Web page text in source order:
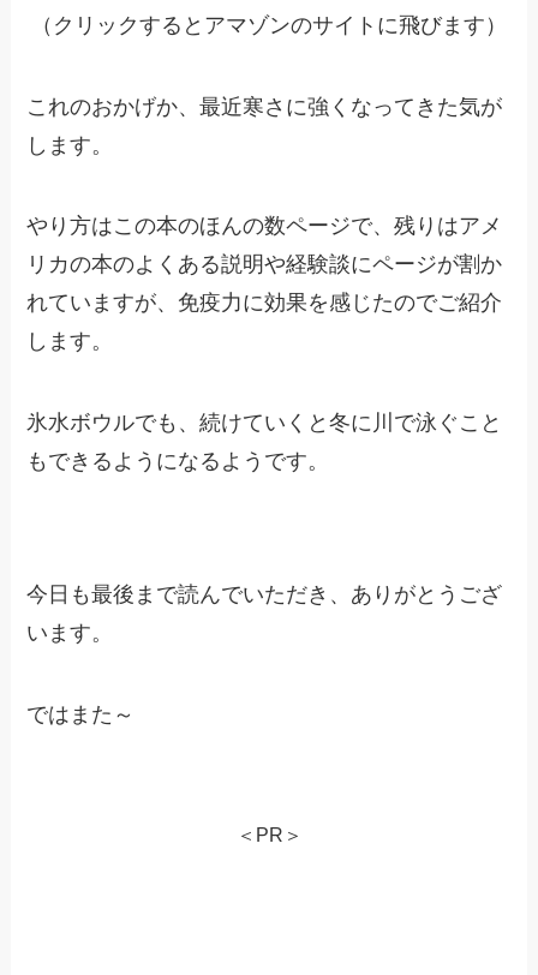
（クリックするとアマゾンのサイトに飛びます）
これのおかげか、最近寒さに強くなってきた気が
します。
やり方はこの本のほんの数ページで、残りはアメ
リカの本のよくある説明や経験談にページが割か
れていますが、免疫力に効果を感じたのでご紹介
します。
氷水ボウルでも、続けていくと冬に川で泳ぐこと
もできるようになるようです。
今日も最後まで読んでいただき、ありがとうござ
います。
ではまた～
＜PR＞